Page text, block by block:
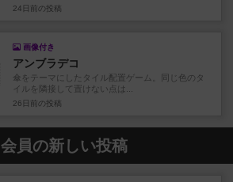
24日前 の投稿
画像付き
アンブラデコ
傘をテーマにしたタイル配置ゲーム。同じ色のタ
イルを隣接して置けない点は...
26日前 の投稿
会員の新しい投稿